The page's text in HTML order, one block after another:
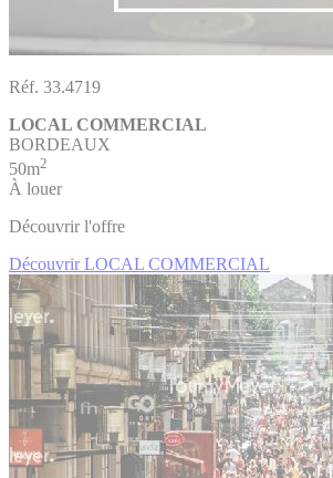
Réf. 33.4719
LOCAL COMMERCIAL
BORDEAUX
50m2
À louer
Découvrir l'offre
Découvrir LOCAL COMMERCIAL